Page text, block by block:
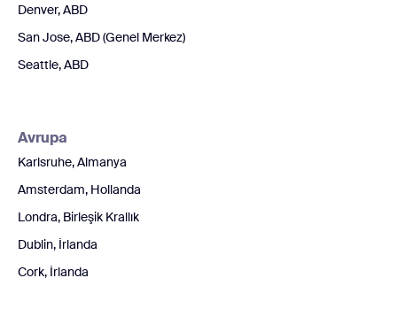
Denver, ABD
San Jose, ABD (Genel Merkez)
Seattle, ABD
Avrupa
Karlsruhe, Almanya
Amsterdam, Hollanda
Londra, Birleşik Krallık
Dublin, İrlanda
Cork, İrlanda